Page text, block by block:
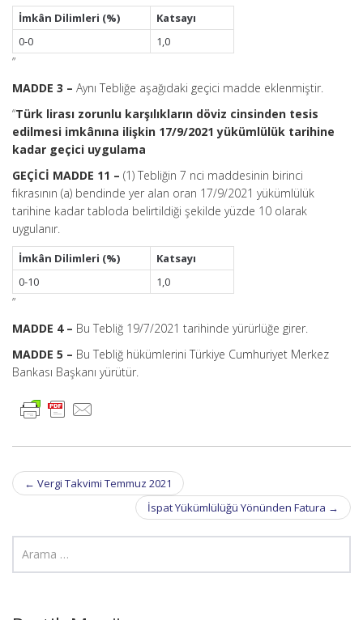
İmkân Dilimleri (%)
Katsayı
0-0
1,0
”
MADDE 3 – Aynı Tebliğe aşağıdaki geçici madde eklenmiştir.
“Türk lirası zorunlu karşılıkların döviz cinsinden tesis
edilmesi imkânına ilişkin 17/9/2021 yükümlülük tarihine
kadar geçici uygulama
GEÇİCİ MADDE 11 – (1) Tebliğin 7 nci maddesinin birinci
fıkrasının (a) bendinde yer alan oran 17/9/2021 yükümlülük
tarihine kadar tabloda belirtildiği şekilde yüzde 10 olarak
uygulanır.
İmkân Dilimleri (%)
Katsayı
0-10
1,0
”
MADDE 4 – Bu Tebliğ 19/7/2021 tarihinde yürürlüğe girer.
MADDE 5 – Bu Tebliğ hükümlerini Türkiye Cumhuriyet Merkez
Bankası Başkanı yürütür.
Post
navigation
← Vergi Takvimi Temmuz 2021
İspat Yükümlülüğü Yönünden Fatura →